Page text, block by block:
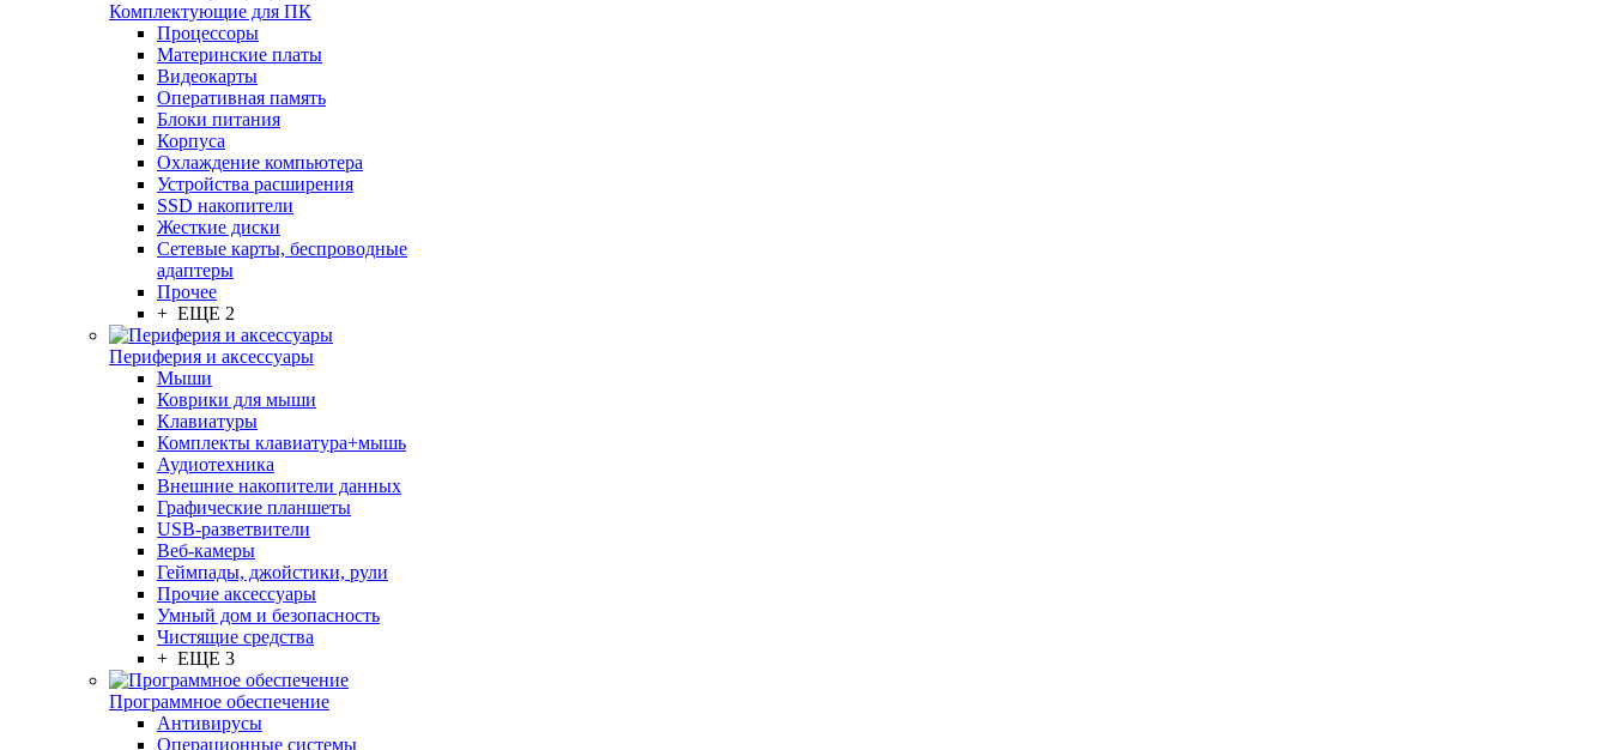
Комплектующие для ПК
Процессоры
Материнские платы
Видеокарты
Оперативная память
Блоки питания
Корпуса
Охлаждение компьютера
Устройства расширения
SSD накопители
Жесткие диски
Сетевые карты, беспроводные
адаптеры
Прочее
+ ЕЩЕ 2
Периферия и аксессуары
Мыши
Коврики для мыши
Клавиатуры
Комплекты клавиатура+мышь
Аудиотехника
Внешние накопители данных
Графические планшеты
USB-разветвители
Веб-камеры
Геймпады, джойстики, рули
Прочие аксессуары
Умный дом и безопасность
Чистящие средства
+ ЕЩЕ 3
Программное обеспечение
Антивирусы
Операционные системы